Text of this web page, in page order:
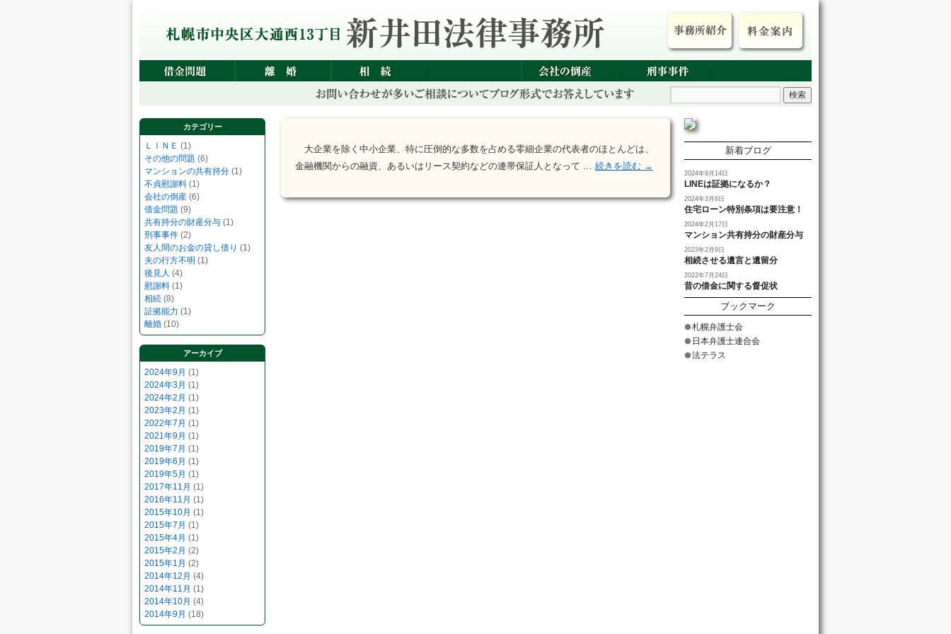
カテゴリー
ＬＩＮＥ (1)
その他の問題 (6)
マンションの共有持分 (1)
不貞慰謝料 (1)
会社の倒産 (6)
借金問題 (9)
共有持分の財産分与 (1)
刑事事件 (2)
友人間のお金の貸し借り (1)
夫の行方不明 (1)
後見人 (4)
慰謝料 (1)
相続 (8)
証拠能力 (1)
離婚 (10)
アーカイブ
2024年9月 (1)
2024年3月 (1)
2024年2月 (1)
2023年2月 (1)
2022年7月 (1)
2021年9月 (1)
2019年7月 (1)
2019年6月 (1)
2019年5月 (1)
2017年11月 (1)
2016年11月 (1)
2015年10月 (1)
2015年7月 (1)
2015年4月 (1)
2015年2月 (2)
2015年1月 (2)
2014年12月 (4)
2014年11月 (1)
2014年10月 (4)
2014年9月 (18)
大企業を除く中小企業、特に圧倒的な多数を占める零細企業の代表者のほとんどは、
金融機関からの融資、あるいはリース契約などの連帯保証人となって … 続きを読む →
新着ブログ
LINEは証拠になるか？
2024年9月14日
住宅ローン特別条項は要注意！
2024年3月6日
マンション共有持分の財産分与
2024年2月17日
相続させる遺言と遺留分
2023年2月9日
昔の借金に関する督促状
2022年7月24日
ブックマーク
札幌弁護士会
日本弁護士連合会
法テラス